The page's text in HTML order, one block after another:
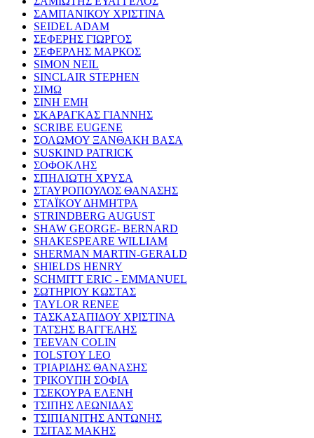
ΣΑΜΠΑΝΙΚΟΥ ΧΡΙΣΤΙΝΑ
SEIDEL ADAM
ΣΕΦΕΡΗΣ ΓΙΩΡΓΟΣ
ΣΕΦΕΡΛΗΣ ΜΑΡΚΟΣ
SIMON NEIL
SINCLAIR STEPHEN
ΣΙΜΩ
ΣΙΝΗ ΕΜΗ
ΣΚΑΡΑΓΚΑΣ ΓΙΑΝΝΗΣ
SCRIBE EUGENE
ΣΟΛΩΜΟΥ ΞΑΝΘΑΚΗ ΒΑΣΑ
SUSKIND PATRICK
ΣΟΦΟΚΛΗΣ
ΣΠΗΛΙΩΤΗ ΧΡΥΣΑ
ΣΤΑΥΡΟΠΟΥΛΟΣ ΘΑΝΑΣΗΣ
ΣΤΑΪΚΟΥ ΔΗΜΗΤΡΑ
STRINDBERG AUGUST
SHAW GEORGE- BERNARD
SHAKESPEARE WILLIAM
SHERMAN MARTIN-GERALD
SHIELDS HENRY
SCHMITT ERIC - EMMANUEL
ΣΩΤΗΡΙΟΥ ΚΩΣΤΑΣ
TAYLOR RENEE
ΤΑΣΚΑΣΑΠΙΔΟΥ ΧΡΙΣΤΙΝΑ
ΤΑΤΣΗΣ ΒΑΓΓΕΛΗΣ
TEEVAN COLIN
TOLSTOY LEO
ΤΡΙΑΡΙΔΗΣ ΘΑΝΑΣΗΣ
ΤΡΙΚΟΥΠΗ ΣΟΦΙΑ
ΤΣΕΚΟΥΡΑ ΕΛΕΝΗ
ΤΣΙΠΗΣ ΛΕΩΝΙΔΑΣ
ΤΣΙΠΙΑΝΙΤΗΣ ΑΝΤΩΝΗΣ
ΤΣΙΤΑΣ ΜΑΚΗΣ